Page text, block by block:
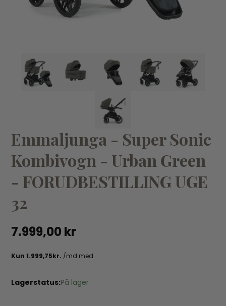
KØB
Emmaljunga - Super Sonic
Kombivogn - Urban Green
- FORUDBESTILLING UGE
32
7.999,00 kr
Lagerstatus:På lager